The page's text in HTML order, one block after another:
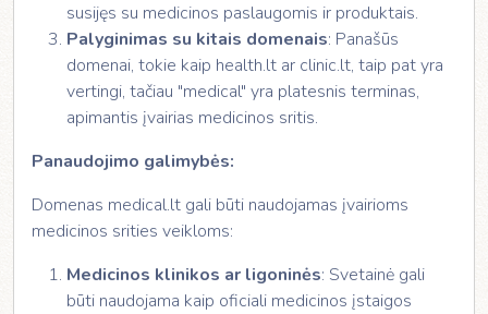
susijęs su medicinos paslaugomis ir produktais.
Palyginimas su kitais domenais: Panašūs
domenai, tokie kaip health.lt ar clinic.lt, taip pat yra
vertingi, tačiau "medical" yra platesnis terminas,
apimantis įvairias medicinos sritis.
Panaudojimo galimybės:
Domenas medical.lt gali būti naudojamas įvairioms
medicinos srities veikloms:
Medicinos klinikos ar ligoninės: Svetainė gali
būti naudojama kaip oficiali medicinos įstaigos